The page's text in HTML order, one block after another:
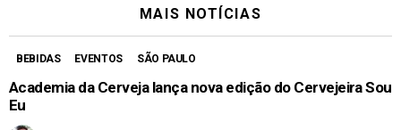
MAIS NOTÍCIAS
BEBIDAS EVENTOS SÃO PAULO
Academia da Cerveja lança nova edição do Cervejeira Sou
Eu